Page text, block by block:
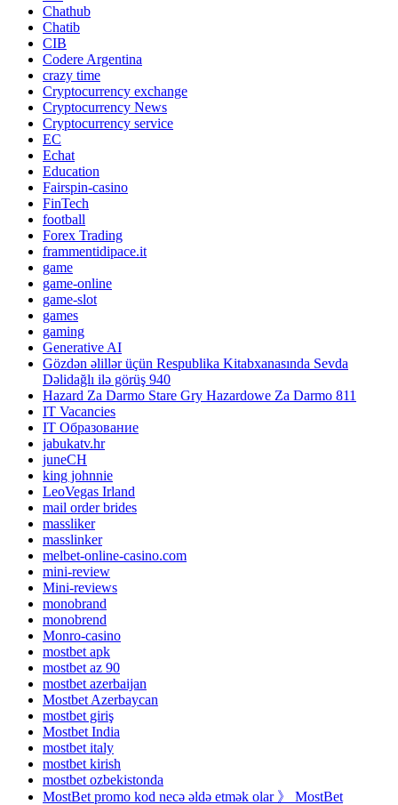
Chathub
Chatib
CIB
Codere Argentina
crazy time
Cryptocurrency exchange
Cryptocurrency News
Cryptocurrency service
EC
Echat
Education
Fairspin-casino
FinTech
football
Forex Trading
frammentidipace.it
game
game-online
game-slot
games
gaming
Generative AI
Gözdən əlillər üçün Respublika Kitabxanasında Sevda
Dəlidağlı ilə görüş 940
Hazard Za Darmo Stare Gry Hazardowe Za Darmo 811
IT Vacancies
IT Образование
jabukatv.hr
juneCH
king johnnie
LeoVegas Irland
mail order brides
massliker
masslinker
melbet-online-casino.com
mini-review
Mini-reviews
monobrand
monobrend
Monro-casino
mostbet apk
mostbet az 90
mostbet azerbaijan
Mostbet Azerbaycan
mostbet giriş
Mostbet India
mostbet italy
mostbet kirish
mostbet ozbekistonda
MostBet promo kod necə əldə etmək olar 》 MostBet